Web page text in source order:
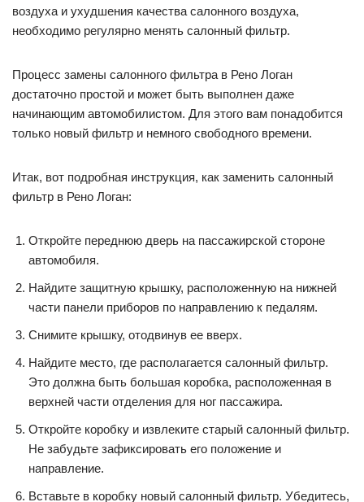
воздуха и ухудшения качества салонного воздуха,
необходимо регулярно менять салонный фильтр.
Процесс замены салонного фильтра в Рено Логан
достаточно простой и может быть выполнен даже
начинающим автомобилистом. Для этого вам понадобится
только новый фильтр и немного свободного времени.
Итак, вот подробная инструкция, как заменить салонный
фильтр в Рено Логан:
Откройте переднюю дверь на пассажирской стороне
автомобиля.
Найдите защитную крышку, расположенную на нижней
части панели приборов по направлению к педалям.
Снимите крышку, отодвинув ее вверх.
Найдите место, где располагается салонный фильтр.
Это должна быть большая коробка, расположенная в
верхней части отделения для ног пассажира.
Откройте коробку и извлеките старый салонный фильтр.
Не забудьте зафиксировать его положение и
направление.
Вставьте в коробку новый салонный фильтр. Убедитесь,